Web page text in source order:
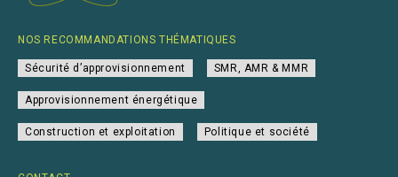
NOS RECOMMANDATIONS THÉMATIQUES
Sécurité d’approvisionnement SMR, AMR & MMR
Approvisionnement énergétique
Construction et exploitation Politique et société